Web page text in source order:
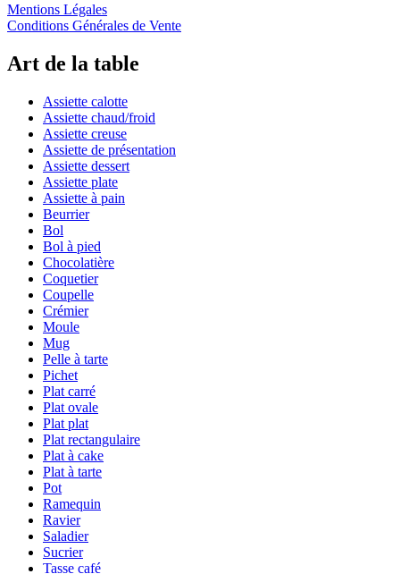
Mentions Légales
Conditions Générales de Vente
Art de la table
Assiette calotte
Assiette chaud/froid
Assiette creuse
Assiette de présentation
Assiette dessert
Assiette plate
Assiette à pain
Beurrier
Bol
Bol à pied
Chocolatière
Coquetier
Coupelle
Crémier
Moule
Mug
Pelle à tarte
Pichet
Plat carré
Plat ovale
Plat plat
Plat rectangulaire
Plat à cake
Plat à tarte
Pot
Ramequin
Ravier
Saladier
Sucrier
Tasse café